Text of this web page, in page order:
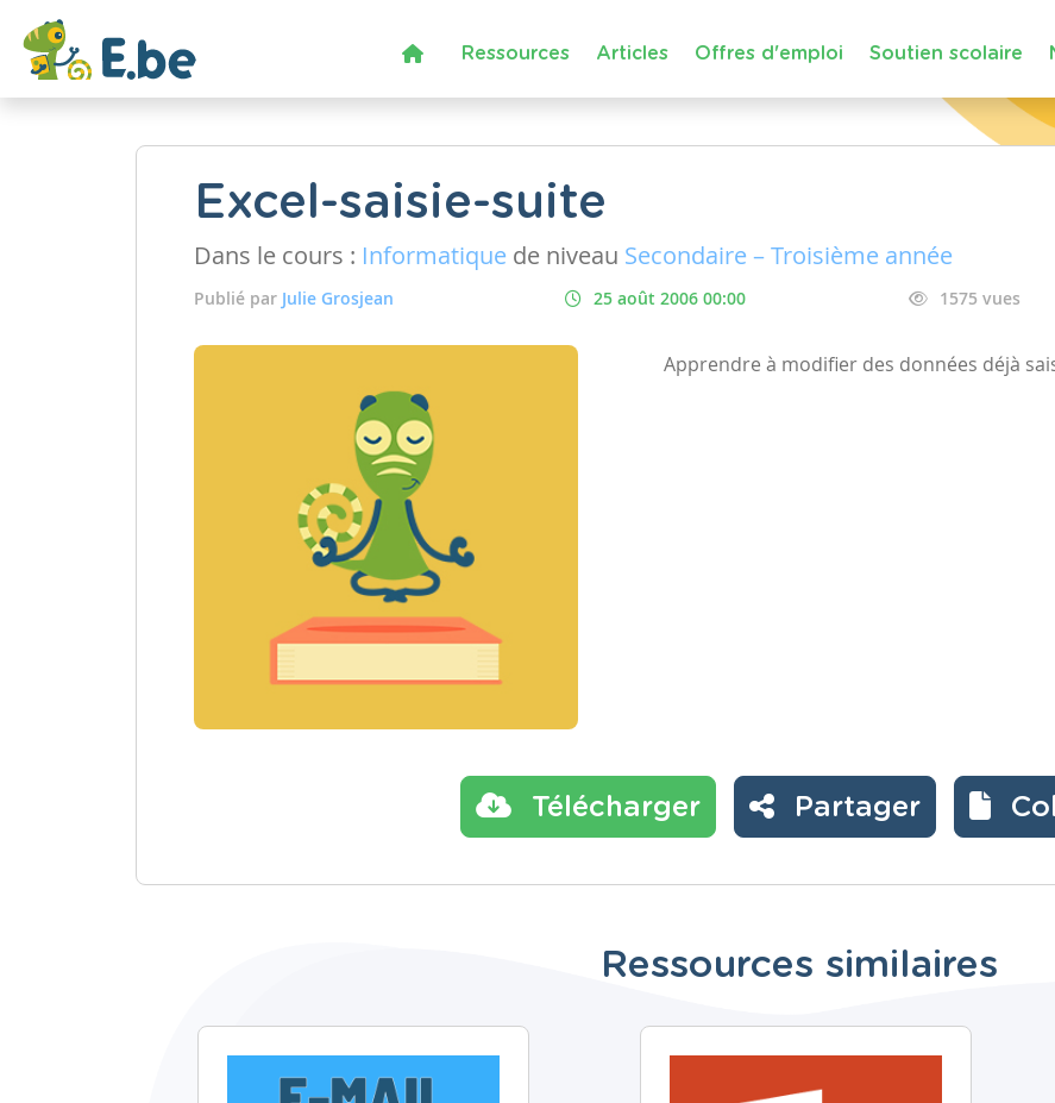
Ressources Articles Offres d'emploi Soutien scolaire
Excel-saisie-suite
Dans le cours : Informatique de niveau Secondaire – Troisième année
Publié par Julie Grosjean 25 août 2006 00:00 1575 vues
Apprendre à modifier des données déjà
Télécharger Partager
Ressources similaires